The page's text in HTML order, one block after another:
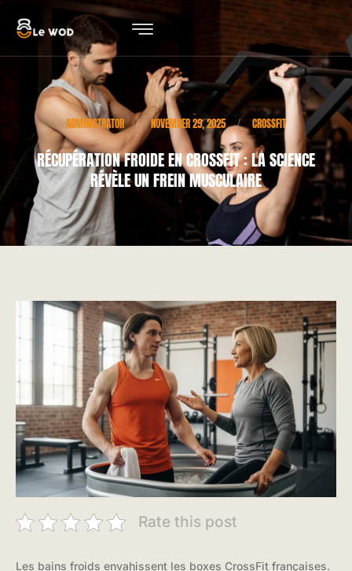
ADMINISTRATOR / NOVEMBER 29, 2025 / CROSSFIT
RÉCUPÉRATION FROIDE EN CROSSFIT : LA SCIENCE
RÉVÈLE UN FREIN MUSCULAIRE
Rate this post
Les bains froids envahissent les boxes CrossFit françaises.